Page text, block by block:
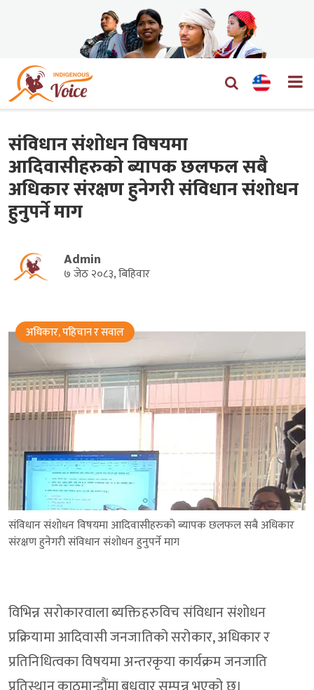
संविधान संशोधन विषयमा
आदिवासीहरुको ब्यापक छलफल सबै
अधिकार संरक्षण हुनेगरी संविधान संशोधन
हुनुपर्ने माग
Admin
७ जेठ २०८३, बिहिवार
अधिकार, पहिचान र सवाल
संविधान संशोधन विषयमा आदिवासीहरुको ब्यापक छलफल सबै अधिकार
संरक्षण हुनेगरी संविधान संशोधन हुनुपर्ने माग
विभिन्न सरोकारवाला ब्यक्तिहरुविच संविधान संशोधन
प्रक्रियामा आदिवासी जनजातिको सरोकार, अधिकार र
प्रतिनिधित्वका विषयमा अन्तरकृया कार्यक्रम जनजाति